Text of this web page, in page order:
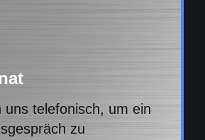
uns telefonisch, um ein
zu